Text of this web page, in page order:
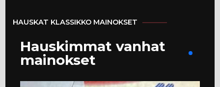
HAUSKAT KLASSIKKO MAINOKSET
Hauskimmat vanhat
mainokset